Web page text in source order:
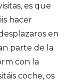
es que
hacer
en
parte de la
con la
coche, os